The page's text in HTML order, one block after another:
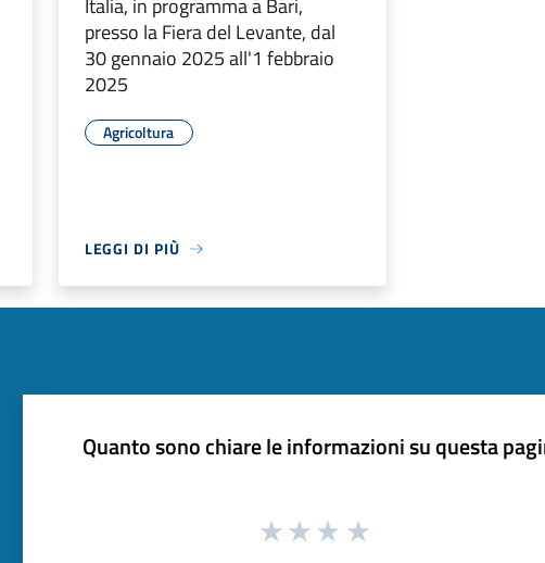
Italia, in programma a Bari,
presso la Fiera del Levante, dal
30 gennaio 2025 all'1 febbraio
2025
Agricoltura
LEGGI DI PIÙ
Quanto sono chiare le informazioni su questa